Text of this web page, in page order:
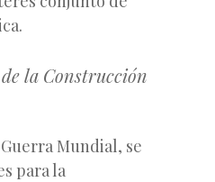
la Construcción
Mundial, se
para la